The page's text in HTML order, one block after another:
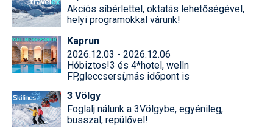
Akciós síbérlettel, oktatás lehetőségével,
helyi programokkal várunk!
Kaprun
2026.12.03 - 2026.12.06
Hóbiztos!3 és 4*hotel, welln
FP,gleccsersí,más időpont is
3 Völgy
Foglalj nálunk a 3Völgybe, egyénileg,
busszal, repülővel!